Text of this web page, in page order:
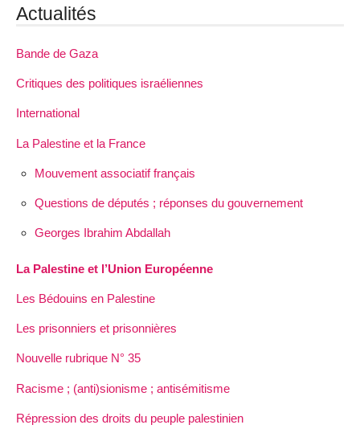
Actualités
Bande de Gaza
Critiques des politiques israéliennes
International
La Palestine et la France
Mouvement associatif français
Questions de députés ; réponses du gouvernement
Georges Ibrahim Abdallah
La Palestine et l’Union Européenne
Les Bédouins en Palestine
Les prisonniers et prisonnières
Nouvelle rubrique N° 35
Racisme ; (anti)sionisme ; antisémitisme
Répression des droits du peuple palestinien